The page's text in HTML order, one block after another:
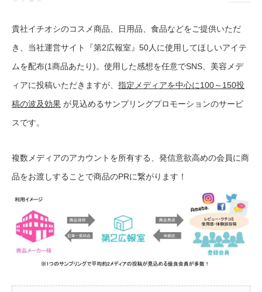
貴社イチオシのコスメ商品、日用品、食品などをご提供いただ
き、当社運営サイト『第2広報室』50人に使用してほしいアイテ
ムを配布(1商品あたり)。使用した感想を任意でSNS、美容メデ
ィアに投稿いただきますが、 指定メディアを中心に100～150投
稿の波及効果 が見込めるサンプリングプロモーションのサービ
スです。
複数メディアのアカウントを所有する、発信意欲高めの会員に商
品をお渡しすることで商品のPRに繋がります！